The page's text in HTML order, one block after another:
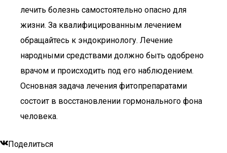
лечить болезнь самостоятельно опасно для
жизни. За квалифицированным лечением
обращайтесь к эндокринологу. Лечение
народными средствами должно быть одобрено
врачом и происходить под его наблюдением.
Основная задача лечения фитопрепаратами
состоит в восстановлении гормонального фона
человека.
Поделиться